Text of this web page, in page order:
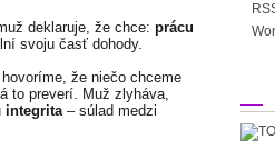
deklaruje, že chce: prácu
svoju časť dohody.
že niečo chceme
to preverí. Muž zlyháva,
integrita– súlad medzi